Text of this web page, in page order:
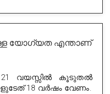
യോഗ്യത എന്താണ്
21 വയസ്സിൽ കൂടുതൽ
18 വർഷം വേണം.